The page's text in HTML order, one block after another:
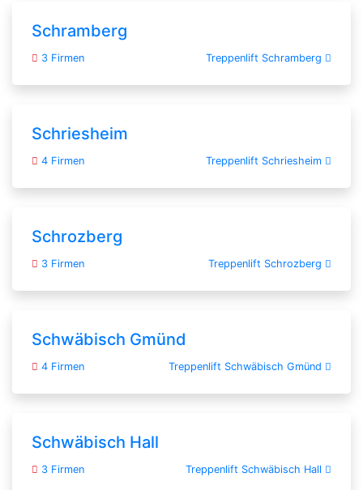
Schramberg
3 Firmen Treppenlift Schramberg
Schriesheim
4 Firmen Treppenlift Schriesheim
Schrozberg
3 Firmen Treppenlift Schrozberg
Schwäbisch Gmünd
4 Firmen Treppenlift Schwäbisch Gmünd
Schwäbisch Hall
3 Firmen Treppenlift Schwäbisch Hall